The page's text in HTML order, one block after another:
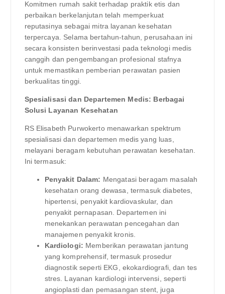
Komitmen rumah sakit terhadap praktik etis dan
perbaikan berkelanjutan telah memperkuat
reputasinya sebagai mitra layanan kesehatan
terpercaya. Selama bertahun-tahun, perusahaan ini
secara konsisten berinvestasi pada teknologi medis
canggih dan pengembangan profesional stafnya
untuk memastikan pemberian perawatan pasien
berkualitas tinggi.
Spesialisasi dan Departemen Medis: Berbagai
Solusi Layanan Kesehatan
RS Elisabeth Purwokerto menawarkan spektrum
spesialisasi dan departemen medis yang luas,
melayani beragam kebutuhan perawatan kesehatan.
Ini termasuk:
Penyakit Dalam: Mengatasi beragam masalah
kesehatan orang dewasa, termasuk diabetes,
hipertensi, penyakit kardiovaskular, dan
penyakit pernapasan. Departemen ini
menekankan perawatan pencegahan dan
manajemen penyakit kronis.
Kardiologi: Memberikan perawatan jantung
yang komprehensif, termasuk prosedur
diagnostik seperti EKG, ekokardiografi, dan tes
stres. Layanan kardiologi intervensi, seperti
angioplasti dan pemasangan stent, juga